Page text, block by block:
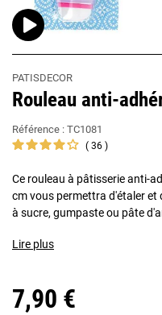
PATISDECOR
Rouleau anti-
Référence : TC1081
36
Ce rouleau à pâtisserie anti-
cm vous permettra d'étaler et
à sucre, gumpaste ou pâte
Lire plus
7,90 €